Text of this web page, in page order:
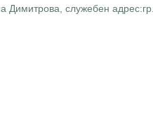
Димитрова, служебен